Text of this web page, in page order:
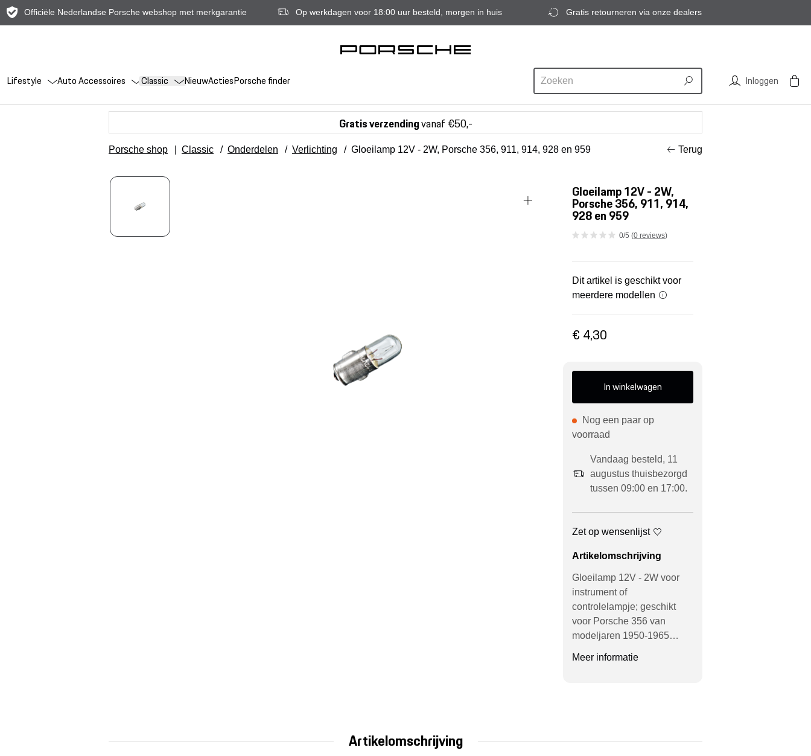
Officiële Nederlandse Porsche webshop met merkgarantie Op werkdagen voor 18:00 uur besteld, morgen in huis Gratis retourneren via onze dealers
Lifestyle Auto Accessoires Classic NieuwActiesPorsche finder Inloggen
Gratis verzendingvanaf €50,-
Porsche shop Classic / Onderdelen / Verlichting / Gloeilamp 12V - 2W, Porsche 356, 911, 914, 928 en 959 Terug
Gloeilamp 12V - 2W,
Porsche 356, 911, 914,
928 en 959
0/5 (0 reviews)
Dit artikel is geschikt voor
meerdere modellen
€ 4,30
In winkelwagen
Nog een paar op
voorraad
Vandaag besteld, 11
augustus thuisbezorgd
tussen 09:00 en 17:00.
Zet op wensenlijst
Artikelomschrijving
Gloeilamp 12V - 2W voor
instrument of
controlelampje; geschikt
voor Porsche 356 van
modeljaren 1950-1965…
Meer informatie
Artikelomschrijving